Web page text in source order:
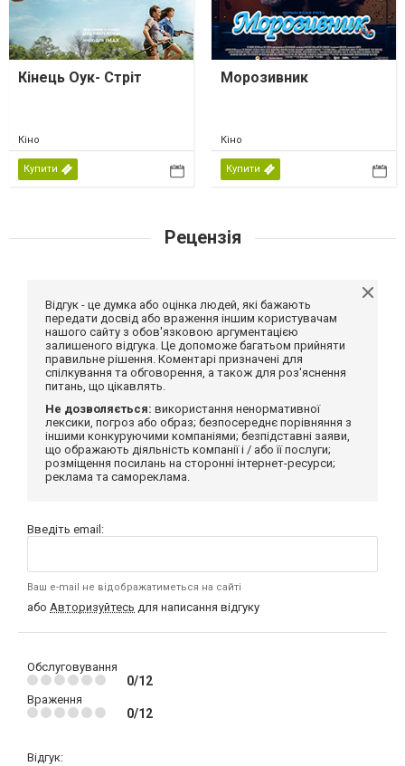
Кінець Оук- Стріт
Кіно
Купити
Морозивник
Кіно
Купити
Рецензія
Відгук - це думка або оцінка людей, які бажають
передати досвід або враження іншим користувачам
нашого сайту з обов'язковою аргументацією
залишеного відгука. Це допоможе багатьом прийняти
правильне рішення. Коментарі призначені для
спілкування та обговорення, а також для роз'яснення
питань, що цікавлять.
Не дозволяється: використання ненормативної
лексики, погроз або образ; безпосереднє порівняння з
іншими конкуруючими компаніями; безпідставні заяви,
що ображають діяльність компанії і / або її послуги;
розміщення посилань на сторонні інтернет-ресурси;
реклама та самореклама.
Введіть email:
Ваш e-mail не відображатиметься на сайті
або Авторизуйтесь для написання відгуку
Обслуговування
0/12
Враження
0/12
Відгук: